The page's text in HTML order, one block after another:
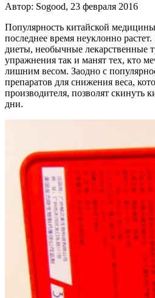
Автор: Sogood, 23 февраля 2016
Популярность китайской
последнее время неуклонно
диеты, необычные лекарственные
упражнения так и манят тех, кто
лишним весом. Заодно с
препаратов для снижения веса,
производителя, позволят скинуть
дни.